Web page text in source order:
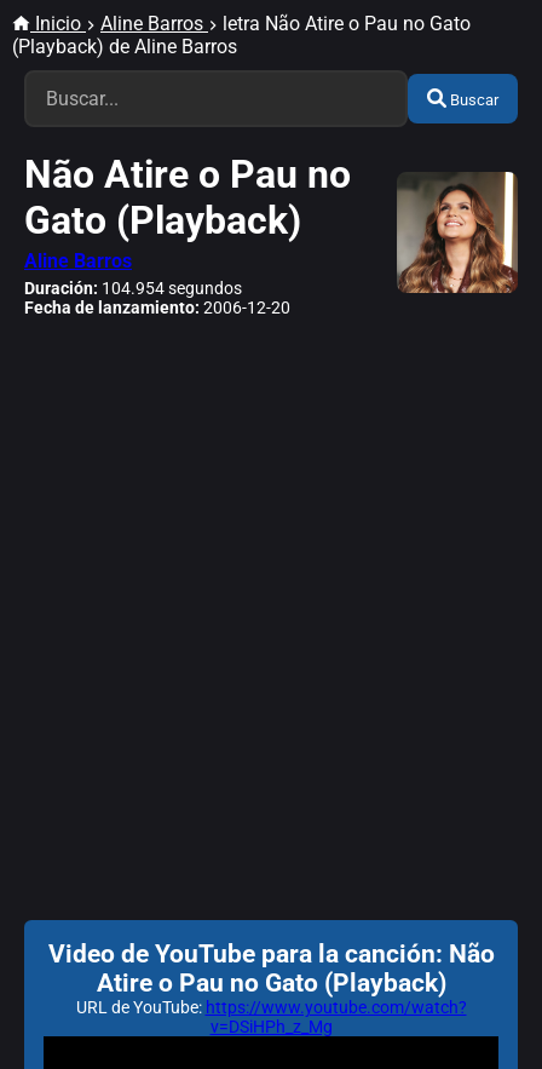
Inicio Aline Barros
letra Não Atire o Pau no Gato
(Playback) de Aline Barros
Buscar
Não Atire o Pau no
Gato (Playback)
Aline Barros
Duración: 104.954 segundos
Fecha de lanzamiento: 2006-12-20
Video de YouTube para la canción: Não
Atire o Pau no Gato (Playback)
URL de YouTube: https://www.youtube.com/watch?
v=DSiHPh_z_Mg